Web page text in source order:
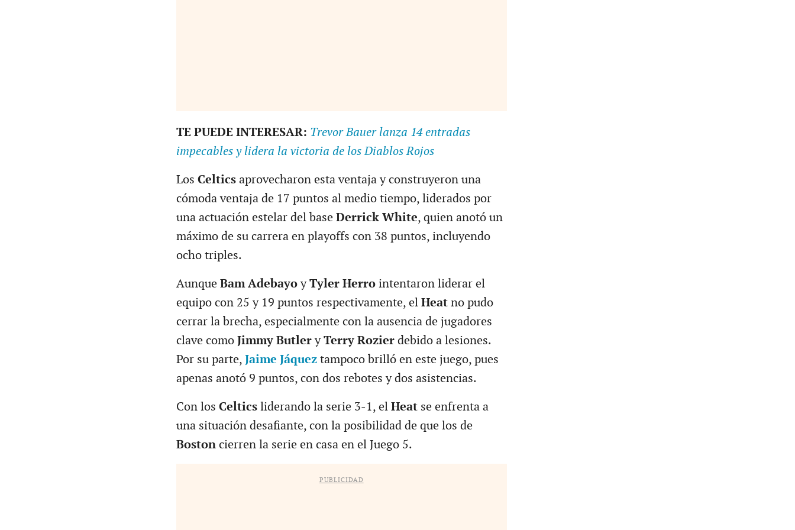
TE PUEDE INTERESAR: Trevor Bauer lanza 14 entradas
impecables y lidera la victoria de los Diablos Rojos
Los Celticsaprovecharon esta ventaja y construyeron una
cómoda ventaja de 17 puntos al medio tiempo, liderados por
una actuación estelar del base Derrick White, quien anotó un
máximo de su carrera en playoffs con 38 puntos, incluyendo
ocho triples.
AunqueBam AdebayoyTyler Herrointentaron liderar el
equipo con 25 y 19 puntos respectivamente, el Heatno pudo
cerrar la brecha, especialmente con la ausencia de jugadores
clave comoJimmy ButleryTerry Rozierdebido a lesiones.
Por su parte, Jaime Jáqueztampoco brilló en este juego, pues
apenas anotó 9 puntos, con dos rebotes y dos asistencias.
Con los Celticsliderando la serie 3-1, el Heatse enfrenta a
una situación desafiante, con la posibilidad de que los de
Bostoncierren la serie en casa en el Juego 5.
PUBLICIDAD